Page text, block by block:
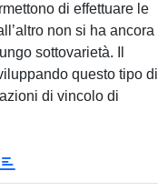
di effettuare le
non si ha ancora
sottovarietà. Il
questo tipo di
di vincolo di